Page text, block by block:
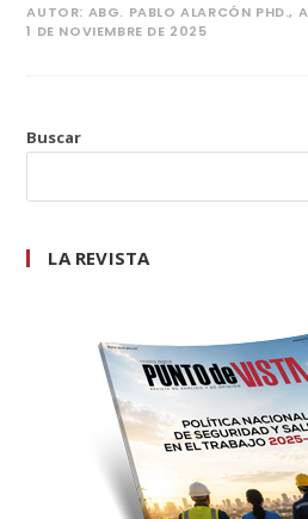
AUTOR: ABG. PABLO ALARCÓN PHD.,
1 DE NOVIEMBRE DE 2025
Buscar
LA REVISTA